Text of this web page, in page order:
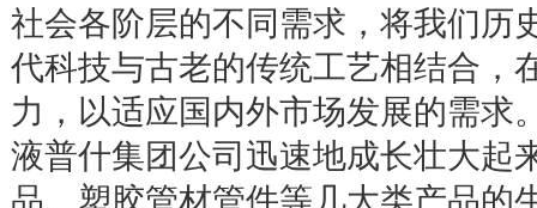
社会各阶层的不同需求，将我们历
代科技与古老的传统工艺相结合，
力，以适应国内外市场发展的需求
液普什集团公司迅速地成长壮大起